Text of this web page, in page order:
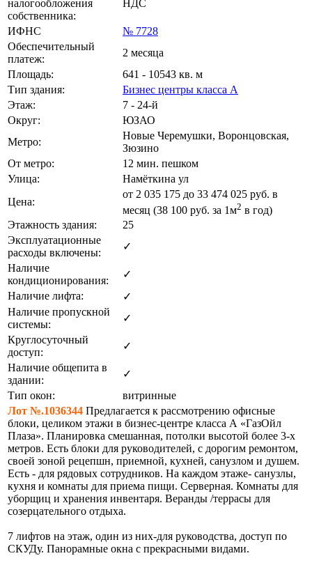
налогообложения
собственника:
НДС
ИФНС
№ 7728
Обеспечительный
платеж:
2 месяца
Площадь:
641 - 10543 кв. м
Тип здания:
Бизнес центры класса А
Этаж:
7 - 24-й
Округ:
ЮЗАО
Метро:
Новые Черемушки, Воронцовская,
Зюзино
От метро:
12 мин. пешком
Улица:
Намёткина ул
Цена:
от 2 035 175 до 33 474 025 руб. в
месяц (38 100 руб. за 1м2 в год)
Этажность здания:
25
Эксплуатационные
расходы включены:
✓
Наличие
кондиционирования:
✓
Наличие лифта:
✓
Наличие пропускной
системы:
✓
Круглосуточный
доступ:
✓
Наличие общепита в
здании:
✓
Тип окон:
витринные
Лот №.1036344 Предлагается к рассмотрению офисные
блоки, целиком этажи в бизнес-центре класса А «ГазОйл
Плаза». Планировка смешанная, потолки высотой более 3-х
метров. Есть блоки для руководителей, с дорогим ремонтом,
своей зоной рецепшн, приемной, кухней, санузлом и душем.
Есть - для рядовых сотрудников. На каждом этаже- санузлы,
кухня и комнаты для приема пищи. Серверная. Комнаты для
уборщиц и хранения инвентаря. Веранды /террасы для
созерцательного отдыха.
7 лифтов на этаж, один из них-для руководства, доступ по
СКУДу. Панорамные окна с прекрасными видами.